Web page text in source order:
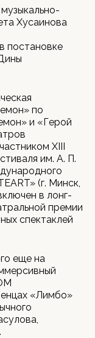
Хусаинова
постановке
по
и «Герой
XIII
им. А. П.
(г. Минск,
в лонг-
премии
спектаклей
еще на
«Лимбо»